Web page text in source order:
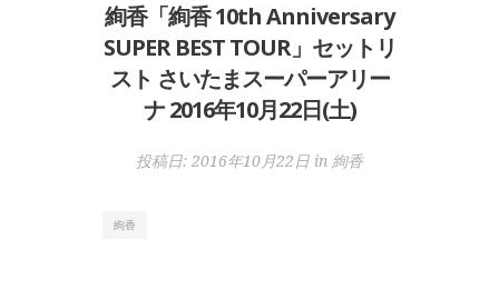
絢香「絢香 10th Anniversary
SUPER BEST TOUR」セットリ
スト さいたまスーパーアリー
ナ 2016年10月22日(土)
投稿日: 2016年10月22日 in 絢香
絢香